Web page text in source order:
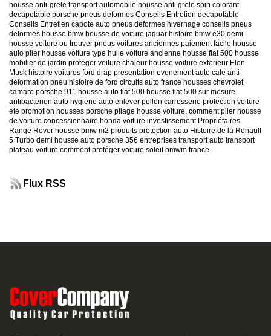
housse anti-grele transport automobile housse anti grele soin colorant
decapotable porsche pneus deformes Conseils Entretien decapotable
Conseils Entretien capote auto pneus deformes hivernage conseils pneus
deformes housse bmw housse de voiture jaguar histoire bmw e30 demi
housse voiture ou trouver pneus voitures anciennes paiement facile housse
auto plier housse voiture type huile voiture ancienne housse fiat 500 housse
mobilier de jardin proteger voiture chaleur housse voiture exterieur Elon
Musk histoire voitures ford drap presentation evenement auto cale anti
deformation pneu histoire de ford circuits auto france housses chevrolet
camaro porsche 911 housse auto fiat 500 housse fiat 500 sur mesure
antibacterien auto hygiene auto enlever pollen carrosserie protection voiture
ete promotion housses porsche pliage housse voiture. comment plier housse
de voiture concessionnaire honda voiture investissement Propriétaires
Range Rover housse bmw m2 produits protection auto Histoire de la Renault
5 Turbo demi housse auto porsche 356 entreprises transport auto transport
plateau voiture comment protéger voiture soleil bmwm france
Flux RSS